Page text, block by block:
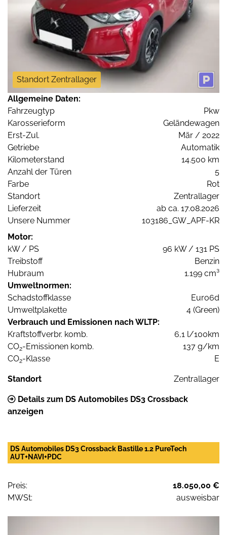
Standort Zentrallager
Allgemeine Daten:
Fahrzeugtyp
Pkw
Karosserieform
Geländewagen
Erst-Zul.
Mär / 2022
Getriebe
Automatik
Kilometerstand
14.500 km
Anzahl der Türen
5
Farbe
Rot
Standort
Zentrallager
Lieferzeit
ab ca. 17.08.2026
Unsere Nummer
103186_GW_APF-KR
Motor:
kW / PS
96 kW / 131 PS
Treibstoff
Benzin
Hubraum
1.199 cm³
Umweltnormen:
Schadstoffklasse
Euro6d
Umweltplakette
4 (Green)
Verbrauch und Emissionen nach WLTP:
Kraftstoffverbr. komb.
6,1 l/100km
CO2-Emissionen komb.
137 g/km
CO2-Klasse E
Standort Zentrallager
Details zum DS Automobiles DS3 Crossback
anzeigen
DS Automobiles DS3 Crossback Bastille 1.2 PureTech
AUT+NAVI+PDC
Preis:
18.050,00 €
MWSt:
ausweisbar